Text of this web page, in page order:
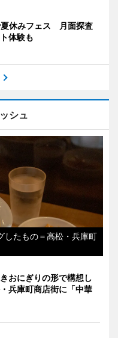
休みフェス 月面探査
体験も
シュ
たもの＝高松・兵庫町
おにぎりの形で構想し
兵庫町商店街に「中華